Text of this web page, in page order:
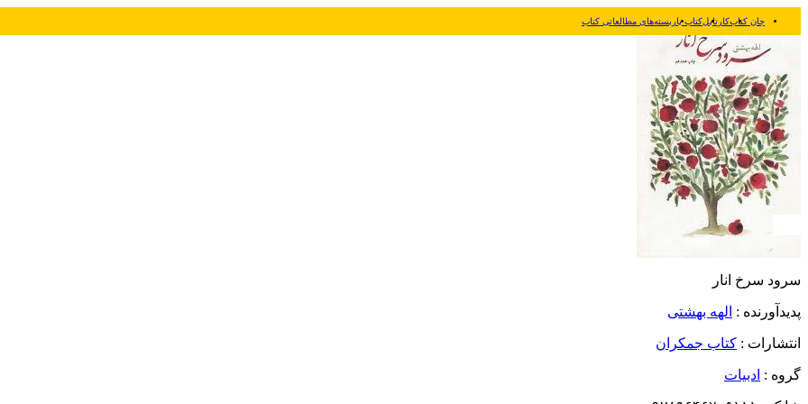
جان کتابکارتابلکتاب یار بسته‌های مطالعاتی کتاب
سرود سرخ انار
پدیدآورنده : الهه بهشتی
انتشارات : کتاب جمکران
گروه : ادبیات